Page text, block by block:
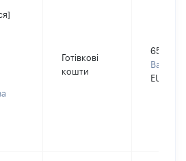
Готівкові
кошти
65250
Валюта:
EUR